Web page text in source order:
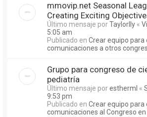
mmovip.net Seasonal
Creating Exciting
Último mensaje porTaylorlly «
5:05 am
Publicado en Crear equipo para
comunicaciones a otros
Grupo para congreso de
pediatría
Último mensaje porestherml «
9:53 pm
Publicado en Crear equipo para
comunicaciones al Congreso